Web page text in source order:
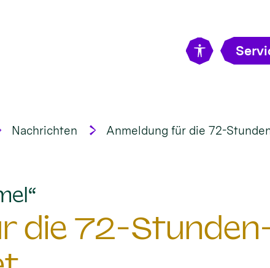
Nachrichten Anmeldung für die 72-
die 72-